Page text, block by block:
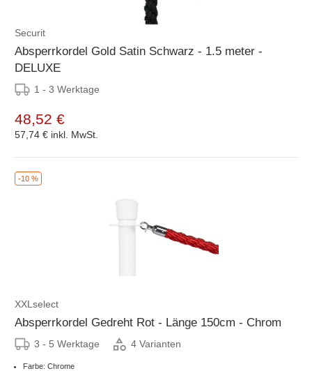
Securit
Absperrkordel Gold Satin Schwarz - 1.5 meter -
DELUXE
1 - 3 Werktage
48,52 €
57,74 € inkl. MwSt.
-10 %
XXLselect
Absperrkordel Gedreht Rot - Länge 150cm - Chrom
3 - 5 Werktage 4 Varianten
Farbe: Chrome